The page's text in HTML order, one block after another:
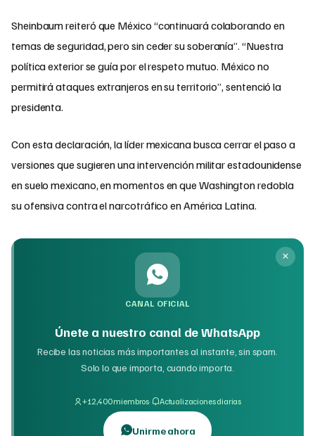
Sheinbaum reiteró que México “continuará colaborando en
temas de seguridad, pero sin ceder su soberanía”. “Nuestra
política exterior se guía por el respeto mutuo. México no
permitirá ataques extranjeros en su territorio”, sentenció la
presidenta.
Con esta declaración, la líder mexicana busca cerrar el paso a
versiones que sugieren una intervención militar estadounidense
en suelo mexicano, en momentos en que Washington redobla
su ofensiva contra el narcotráfico en América Latina.
CANAL OFICIAL
Únete a nuestro canal de WhatsApp
Recibe las noticias más importantes al instante, sin spam.
Solo lo que importa, cuando importa.
+12,400 miembros· Actualizaciones diarias
Unirme ahora